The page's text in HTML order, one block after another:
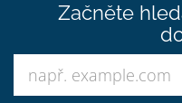
Začněte